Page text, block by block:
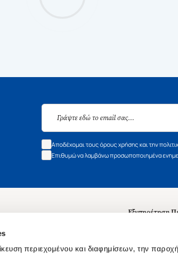
περιεχομένου και διαφημίσεων, την παροχή
Αποδέχομαι τους όρους χρήσης και την
Επιθυμώ να λαμβάνω προσωποποιημένα
Εξυπηρέτηση